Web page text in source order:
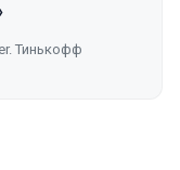
Тинькофф